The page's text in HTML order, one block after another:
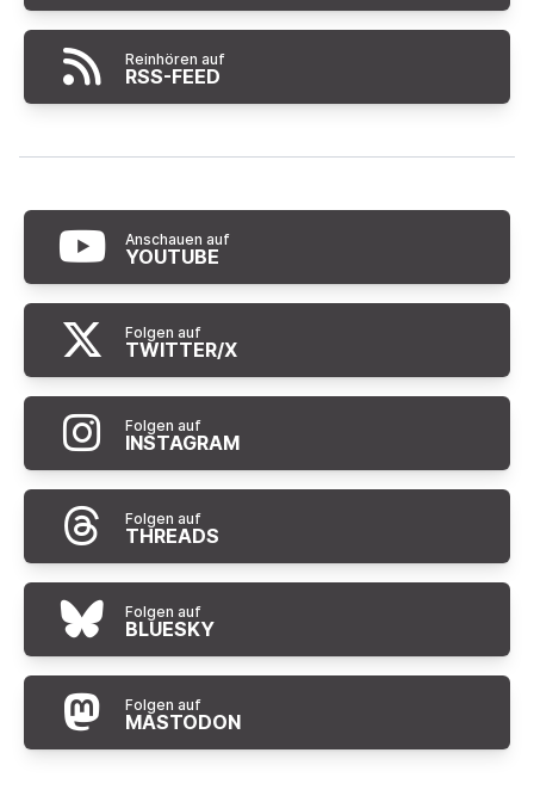
Reinhören auf
RSS-FEED
Anschauen auf
YOUTUBE
Folgen auf
TWITTER/X
Folgen auf
INSTAGRAM
Folgen auf
THREADS
Folgen auf
BLUESKY
Folgen auf
MASTODON